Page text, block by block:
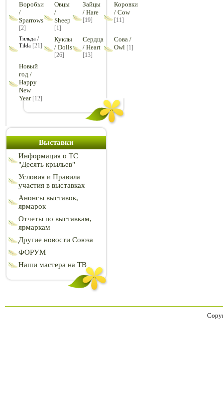
Воробьи
/
Sparrows
[2]
Овцы
/
Sheep
[1]
Зайцы
/ Hare
[19]
Коровки
/ Cow
[11]
Тильда /
Tilda [21]
Куклы
/ Dolls
[26]
Сердца
/ Heart
[13]
Сова /
Owl [1]
Новый
год /
Happy
New
Year [12]
Выставки
Информация о ТС
"Десять крыльев"
Условия и Правила
участия в выставках
Анонсы выставок,
ярмарок
Отчеты по выставкам,
ярмаркам
Другие новости Союза
ФОРУМ
Наши мастера на ТВ